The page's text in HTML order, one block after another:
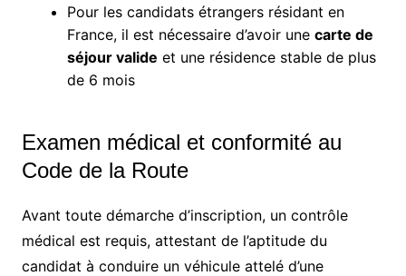
Pour les candidats étrangers résidant en
France, il est nécessaire d’avoir une carte de
séjour valide et une résidence stable de plus
de 6 mois
Examen médical et conformité au
Code de la Route
Avant toute démarche d’inscription, un contrôle
médical est requis, attestant de l’aptitude du
candidat à conduire un véhicule attelé d’une